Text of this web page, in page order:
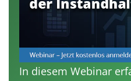
In diesem Webinar